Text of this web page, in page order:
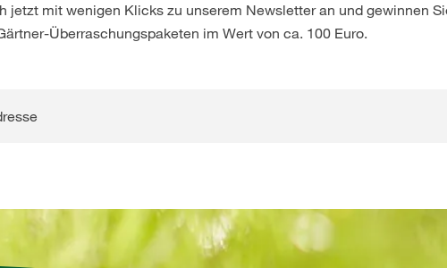
jetzt mit wenigen Klicks zu unserem Newsletter an und gewinnen
Überraschungspaketen im Wert von ca. 100 Euro.